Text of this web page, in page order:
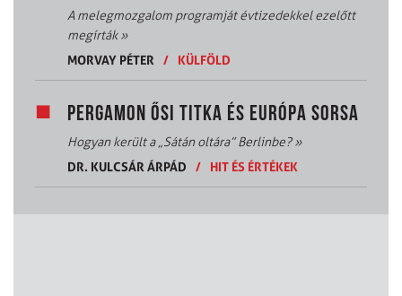
A melegmozgalom programját évtizedekkel ezelőtt
megírták»
MORVAY PÉTER
/ KÜLFÖLD
PERGAMON ŐSI TITKA ÉS EURÓPA SORSA
Hogyan került a „Sátán oltára” Berlinbe?»
DR. KULCSÁR ÁRPÁD
/ HIT ÉS ÉRTÉKEK